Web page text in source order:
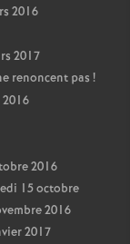
2016
2017
renoncent pas !
2016
15 octobre
2016
2017